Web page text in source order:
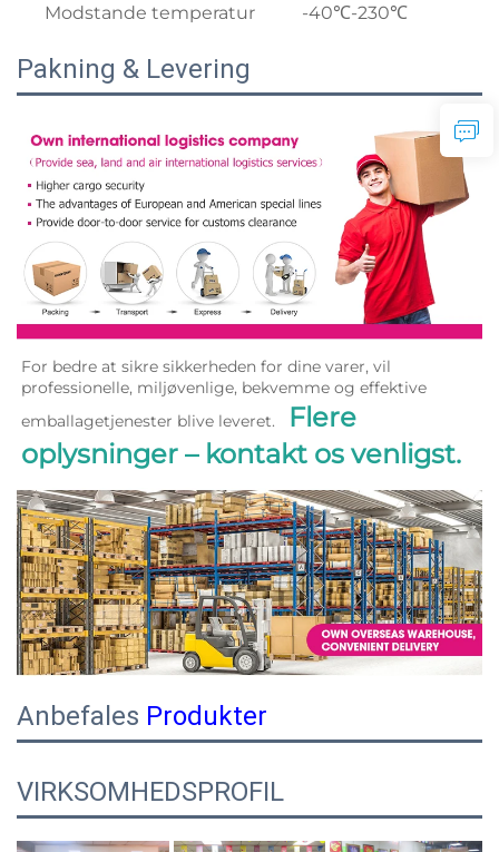
Modstande temperatur
-40℃-230℃
Pakning & Levering
For bedre at sikre sikkerheden for dine varer, vil
professionelle, miljøvenlige, bekvemme og effektive
emballagetjenester blive leveret.
Flere
oplysninger – kontakt os venligst.
Anbefales Produkter
VIRKSOMHEDSPROFIL